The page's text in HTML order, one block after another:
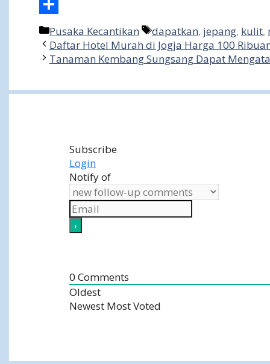
Share
Categories
Pusaka Kecantikan Tags
dapatkan, jepang, kulit,
Daftar Hotel Murah di Jogja Harga 100
Tanaman Kembang Sungsang Dapat
Subscribe
Login
Notify of
0 Comments
Oldest
Newest Most Voted